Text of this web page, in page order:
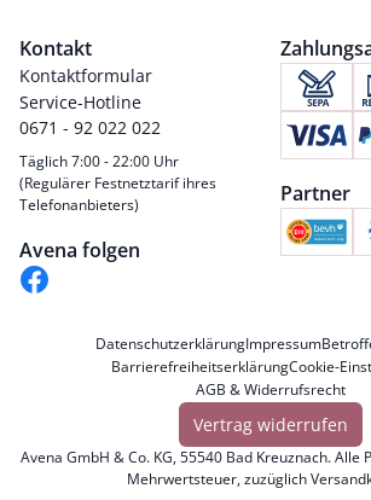
Kontakt
Kontaktformular
Service-Hotline
0671 - 92 022 022
Täglich 7:00 - 22:00 Uhr
(Regulärer Festnetztarif ihres
Telefonanbieters)
Avena folgen
Partner
DatenschutzerklärungImpressum
BarrierefreiheitserklärungCookie-
AGB & Widerrufsrecht
Vertrag widerrufen
Avena GmbH & Co. KG, 55540 Bad Kreuznach. Alle
Mehrwertsteuer, zuzüglich